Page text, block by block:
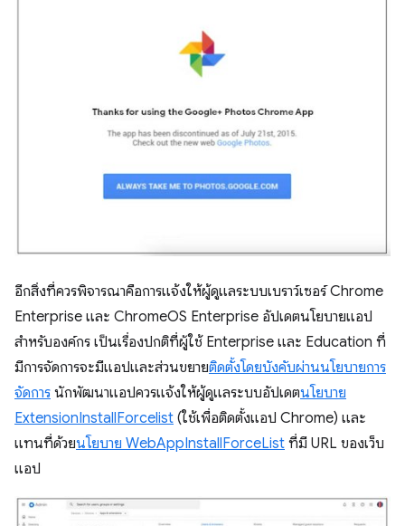
อีกสิ่งที่ควรพิจารณาคือการแจ้งให้ผู้ดูแลระบบเบราว์เซอร์ Chrome
Enterprise และ ChromeOS Enterprise อัปเดตนโยบายแอป
สำหรับองค์กร เป็นเรื่องปกติที่ผู้ใช้ Enterprise และ Education ที่
มีการจัดการจะมีแอปและส่วนขยายติดตั้งโดยบังคับผ่านนโยบายการ
จัดการ นักพัฒนาแอปควรแจ้งให้ผู้ดูแลระบบอัปเดตนโยบาย
ExtensionInstallForcelist (ใช้เพื่อติดตั้งแอป Chrome) และ
แทนที่ด้วยนโยบาย WebAppInstallForceList ที่มี URL ของเว็บ
แอป